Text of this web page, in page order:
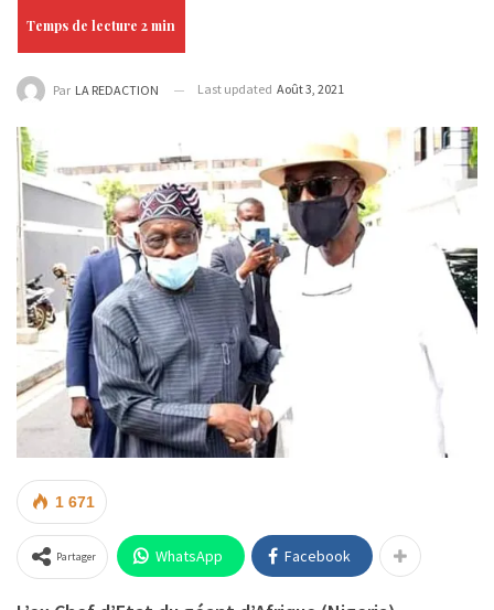
Par LA REDACTION Last updated Août 3, 2021
1 671
Partager WhatsApp Facebook